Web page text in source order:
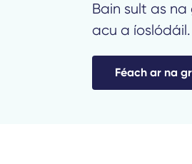
Bain sult as
acu a íoslódáil.
Féach ar na